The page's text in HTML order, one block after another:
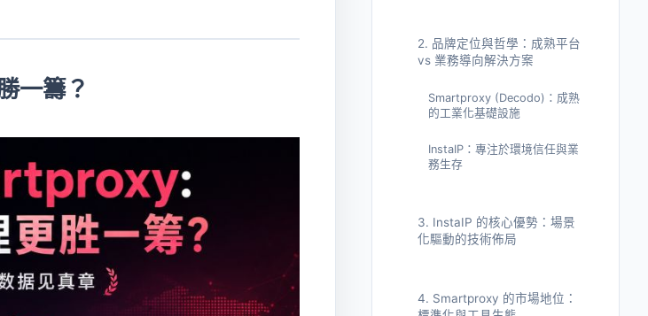
一籌？
2. 品牌定位與哲學：成熟平台
vs 業務導向解決方案
Smartproxy (Decodo)：成熟
的工業化基礎設施
InstaIP：專注於環境信任與業
務生存
3. InstaIP 的核心優勢：場景
化驅動的技術佈局
4. Smartproxy 的市場地位：